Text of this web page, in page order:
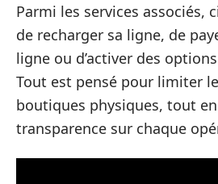
Parmi les services associés,
de recharger sa ligne, de
ligne ou d’activer des
Tout est pensé pour limiter
boutiques physiques, tout
transparence sur chaque